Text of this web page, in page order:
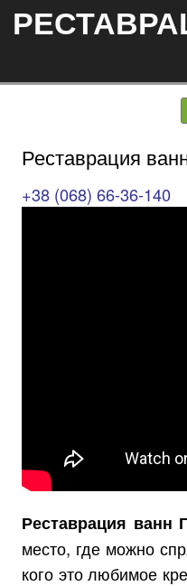
Реставрация
+38 (068) 66-36-140
Реставрация ванн
место, где можно
кого это любимое